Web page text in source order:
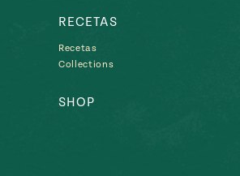
RECETAS
Recetas
Collections
SHOP